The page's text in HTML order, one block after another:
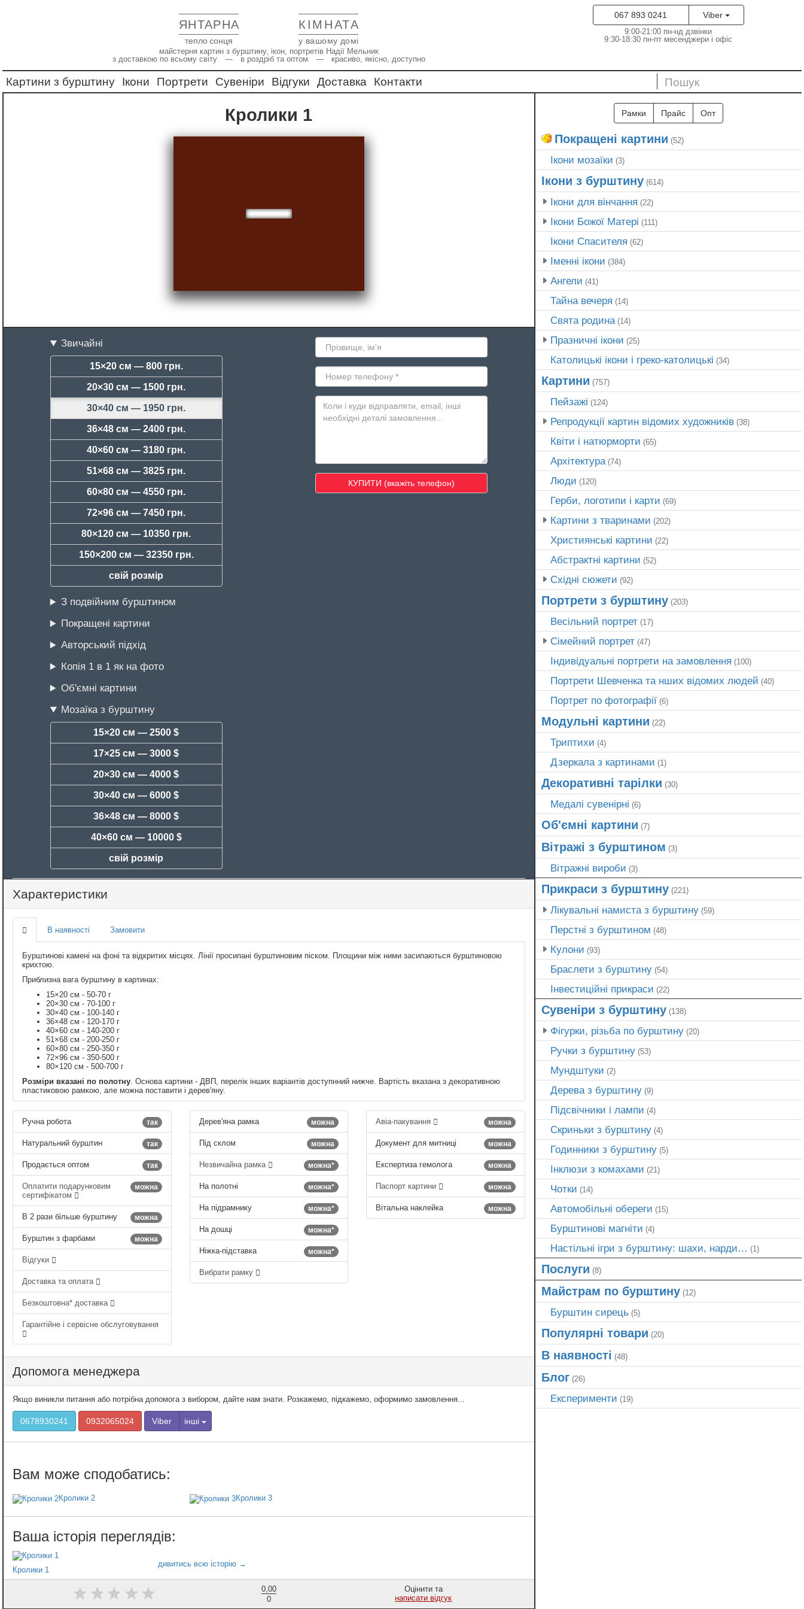
ЯНТАРНА КІМНАТА
тепло сонця у вашому домі
майстерня картин з бурштину, ікон, портретів Надії Мельник
з доставкою по всьому світу — в роздріб та оптом — красиво, якісно, доступно
067 893 0241 Viber
9:00-21:00 пн-нд дзвінки
9:30-18:30 пн-пт месенджери і офіс
Картини з бурштину Ікони Портрети Сувеніри Відгуки Доставка Контакти
Кролики 1
Звичайні
15×20 см — 800 грн.
20×30 см — 1500 грн.
30×40 см — 1950 грн.
36×48 см —2400 грн.
40×60 см —3180 грн.
51×68 см —3825 грн.
60×80 см —4550 грн.
72×96 см —7450 грн.
80×120 см — 10350 грн.
150×200 см — 32350 грн.
свій розмір
З подвійним бурштином
Покращені картини
Авторський підхід
Копія 1 в 1 як на фото
Об'ємні картини
Мозаїка з бурштину
15×20 см —2500 $
17×25 см —3000 $
20×30 см —4000 $
30×40 см —6000 $
36×48 см —8000 $
40×60 см — 10000 $
свій розмір
Характеристики
В наявності Замовити
Бурштинові камені на фоні та відкритих місцях. Лінії просипані бурштиновим піском. Площини між ними засипаються бурштиновою
крихтою.
Приблизна вага бурштину в картинах:
15×20 см - 50-70 г
20×30 см - 70-100 г
30×40 см - 100-140 г
36×48 см - 120-170 г
40×60 см - 140-200 г
51×68 см - 200-250 г
60×80 см - 250-350 г
72×96 см - 350-500 г
80×120 см - 500-700 г
Розміри вказані по полотну. Основа картини - ДВП, перелік інших варіантів доступнний нижче. Вартість вказана з декоративною
пластиковою рамкою, але можна поставити і дерев'яну.
так
Ручна робота
так
Натуральний бурштин
так
Продається оптом
можна
Оплатити подарунковим
сертифікатом
можна
В 2 рази більше бурштину
можна
Бурштин з фарбами
Відгуки
Доставка та оплата
Безкоштовна* доставка
Гарантійне і сервісне обслуговування
можна
Дерев'яна рамка
можна
Під склом
можна*
Незвичайна рамка
можна*
На полотні
можна*
На підрамнику
можна*
На дошці
можна*
Ніжка-підставка
Вибрати рамку
можна
Авіа-пакування
можна
Документ для митниці
можна
Експертиза гемолога
можна
Паспорт картини
можна
Вітальна наклейка
Допомога менеджера
Якщо виникли питання або потрібна допомога з вибором, дайте нам знати. Розкажемо, підкажемо, оформимо замовлення...
0678930241 0932065024 Viber інші
Кролики 2 Кролики 3
Кролики 1
0,00
0
Оцінити та
написати відгук
Рамки Прайс Опт
Покращені картини (52)
Ікони мозаїки (3)
Ікони з бурштину(614)
Ікони для вінчання (22)
Ікони Божої Матері (111)
Ікони Спасителя (62)
Іменні ікони (384)
Ангели (41)
Тайна вечеря (14)
Свята родина(14)
Празничні ікони (25)
Католицькі ікони і греко-католицькі (34)
Картини (757)
Пейзажі (124)
Репродукції картин відомих художників(38)
Квіти і натюрморти (65)
Архітектура(74)
Люди (120)
Герби, логотипи і карти (69)
Картини з тваринами (202)
Християнські картини (22)
Абстрактні картини (52)
Східні сюжети (92)
Портрети з бурштину(203)
Весільний портрет(17)
Сімейний портрет(47)
Індивідуальні портрети на замовлення (100)
Портрети Шевченка та нших відомих людей (40)
Портрет по фотографії (6)
Модульні картини (22)
Триптихи (4)
Дзеркала з картинами (1)
Декоративні тарілки (30)
Медалі сувенірні (6)
Об'ємні картини (7)
Вітражі з бурштином (3)
Вітражні вироби (3)
Прикраси з бурштину(221)
Лікувальні намиста з бурштину(59)
Перстні з бурштином (48)
Кулони (93)
Браслети з бурштину(54)
Інвестиційні прикраси (22)
Сувеніри з бурштину(138)
Фігурки, різьба по бурштину(20)
Ручки з бурштину(53)
Мундштуки (2)
Дерева з бурштину(9)
Підсвічники і лампи (4)
Скриньки з бурштину(4)
Годинники з бурштину(5)
Інклюзи з комахами (21)
Чотки (14)
Автомобільні обереги (15)
Бурштинові магніти (4)
Настільні ігри з бурштину: шахи, нарди… (1)
Послуги (8)
Майстрам по бурштину(12)
Бурштин сирець (5)
Популярні товари (20)
В наявності (48)
Блог(26)
Експерименти (19)